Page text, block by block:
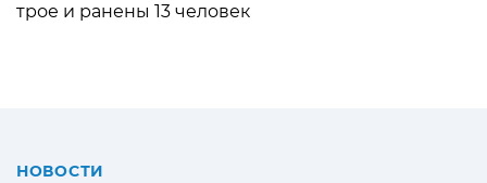
трое и ранены 13 человек
НОВОСТИ